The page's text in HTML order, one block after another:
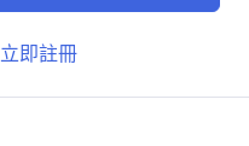
立即註冊